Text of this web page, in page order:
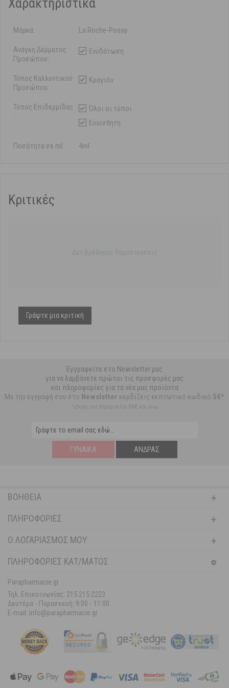
Χαρακτηριστικά
Μάρκα: La Roche-Posay
Ανάγκη Δέρματος
Προσώπου:
Ενυδάτωση
Τύπος Καλλυντικού
Προσώπου:
Κραγιόν
Τύπος Επιδερμίδας
:
Όλοι οι τύποι
Ευαίσθητη
Ποσότητα σε ml: 4ml
Κριτικές
Γράψτε μια κριτική
Εγγραφείτε στο Newsletter μας
για να λαμβάνετε πρώτοι τις προσφορές μας
και πληροφορίες για τα νέα μας προϊόντα
Με την εγγραφή σου στο Newsletter κερδίζεις εκπτωτικό κωδικό 5€*
*ισχύει για παραγγελία 59€ και άνω
ΓΥΝΑΊΚΑ ΆΝΔΡΑΣ
ΒΟΉΘΕΙΑ
ΠΛΗΡΟΦΟΡΊΕΣ
Ο ΛΟΓΑΡΙΑΣΜΌΣ ΜΟΥ
ΠΛΗΡΟΦΟΡΙΕΣ ΚΑΤ/ΜΑΤΟΣ
Parapharmacie.gr
Τηλ. Επικοινωνίας: 215 215 2223
Δευτέρα - Παρασκευή: 9:00 - 11:00
E-mail: info@parapharmacie.gr